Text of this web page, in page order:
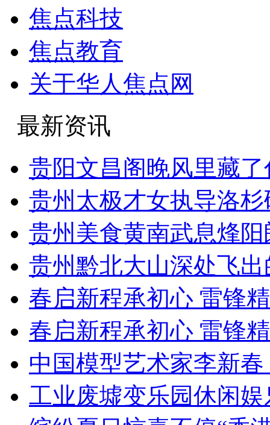
焦点科技
焦点教育
关于华人焦点网
最新资讯
贵阳文昌阁晚风里藏
贵州太极才女执导洛
贵州美食黄南武息烽
贵州黔北大山深处飞
春启新程承初心 雷锋
春启新程承初心 雷锋
中国模型艺术家李新
工业废墟变乐园休闲